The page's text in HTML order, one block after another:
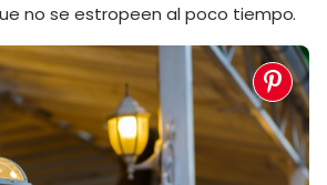
no se estropeen al poco tiempo.